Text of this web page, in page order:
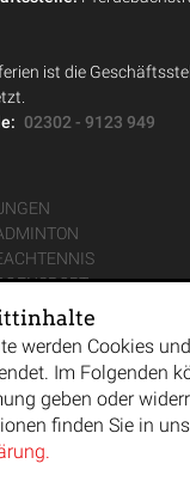
ist die
02302 - 9123 949
JUGEND
& TANZ
&
SPORT
werden Cookies und
Im Folgenden
geben oder
finden Sie in